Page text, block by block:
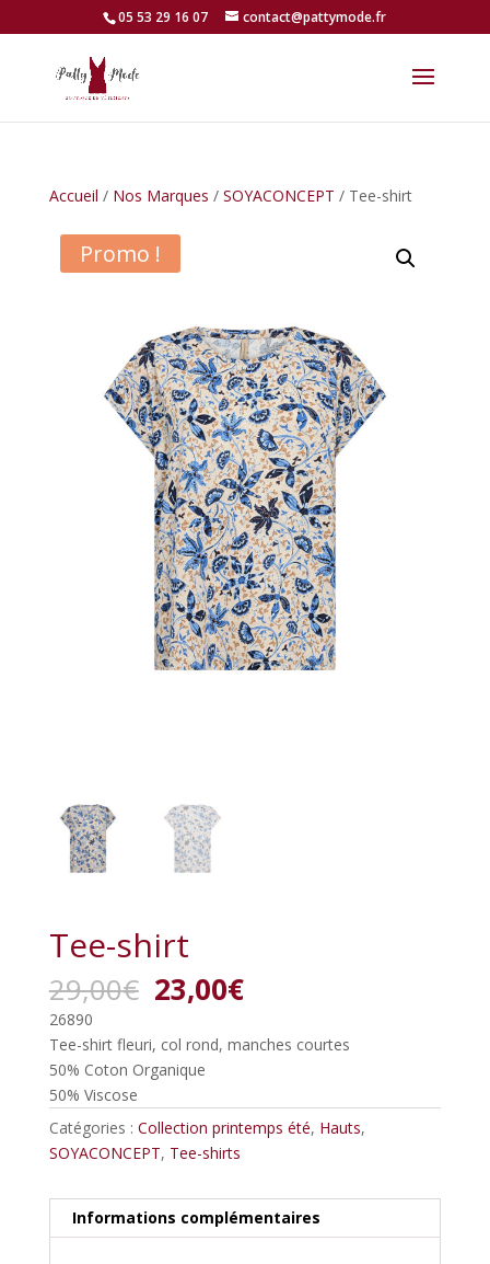
05 53 29 16 07 contact@pattymode.fr
Accueil / Nos Marques / SOYACONCEPT / Tee-shirt
Promo !
Tee-shirt
29,00€ Le
prix
initial
était :
29,00€.
23,00€Le
prix
actuel
est :
26890
Tee-shirt fleuri, col rond, manches courtes
50% Coton Organique
50% Viscose
Catégories : Collection printemps été, Hauts,
SOYACONCEPT, Tee-shirts
Informations complémentaires